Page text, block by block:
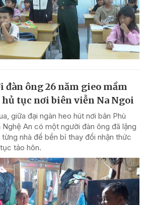
đàn ông 26 năm gieo mầm
tục nơi biên viễn Na Ngoi
giữa đại ngàn heo hút nơi bản Phù
Nghệ An có một người đàn ông đã lặng
nhà để bền bỉ thay đổi nhận thức
tảo hôn.